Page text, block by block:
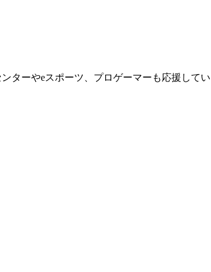
ターやeスポーツ、プロゲーマーも応援して